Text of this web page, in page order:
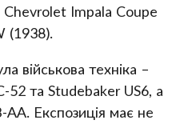
Impala Coupe
(1938).
військова техніка –
52 та Studebaker US6, а
Експозиція має не